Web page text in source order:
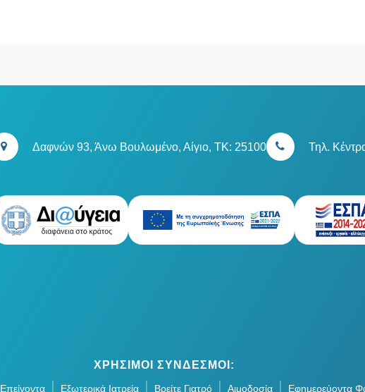
Δαφνών 93, Άνω Βουλωμένο, Αίγιο, TK: 25100 Τηλ.
ΧΡΗΣΙΜΟΙ ΣΥΝΔΕΣΜΟΙ:
Επείγοντα Εξωτερικά Ιατρεία Βρείτε Γιατρό Αιμοδοσία Εφημερεύοντα